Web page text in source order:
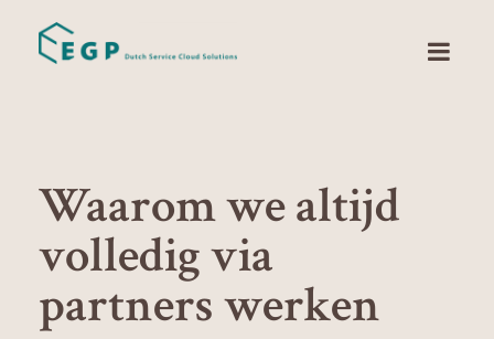
Waarom we altijd
volledig via
partners werken